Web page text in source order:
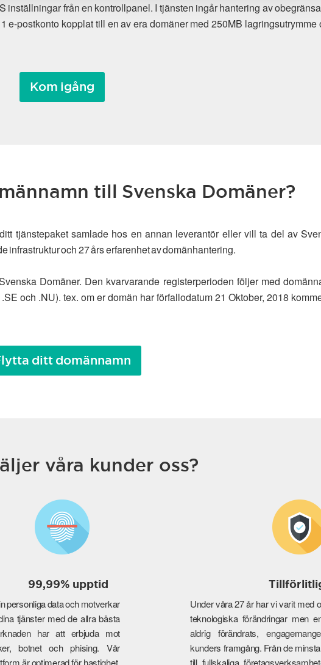
från en kontrollpanel. I tjänsten ingår hantering av
postkonto kopplat till en av era domäner med 250MB lagringsutrymme
Kom igång
till Svenska Domäner?
tjänstepaket samlade hos en annan leverantör eller vill ta del av
infrastruktur och 27 års erfarenhet av domänhantering.
Domäner. Den kvarvarande registerperioden följer med
och .NU). tex. om er domän har förfallodatum 21 Oktober, 2018
ditt domännamn
våra kunder oss?
99,99% upptid
personliga data och motverkar
tjänster med de allra bästa
har att erbjuda mot
botnet och phising. Vår
är optimerad för hastighet,
Under våra 27 år har vi varit med
teknologiska förändringar men
aldrig förändrats,
kunders framgång. Från de
till fullskaliga